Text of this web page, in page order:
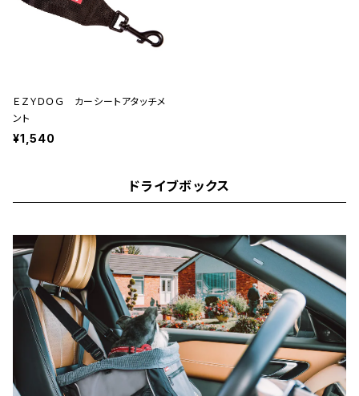
ＥＺＹＤＯＧ カーシートアタッチメ
ント
¥1,540
ドライブボックス